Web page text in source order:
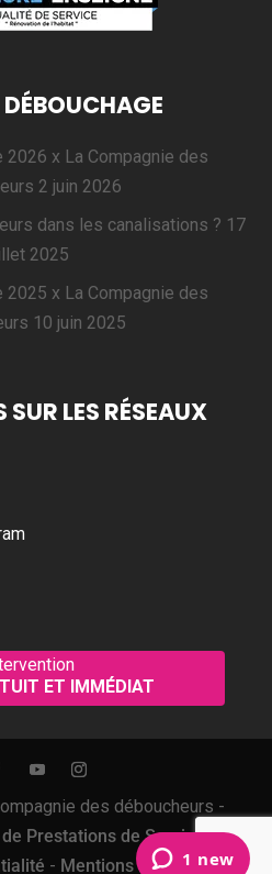
2026 x La Compagnie des
2 juin 2026
dans les canalisations ? 17
2025
2025 x La Compagnie des
10 juin 2025
LES RÉSEAUX
ET IMMÉDIAT
des déboucheurs -
Prestations de Services-
- Mentions Légales